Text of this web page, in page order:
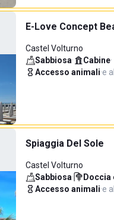
E-Love Concept
Castel Volturno
Sabbiosa· Cabine·
Accesso animali·e
Spiaggia Del Sole
Castel Volturno
Sabbiosa· Doccia
Accesso animali·e